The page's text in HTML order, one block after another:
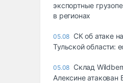
экспортные
в регионах
05.08 СК об атаке
Тульской области:
05.08 Склад
Алексине атакован